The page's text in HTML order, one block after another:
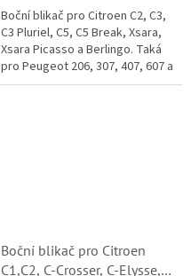
Boční blikač pro Citroen C2, C3,
C3 Pluriel, C5, C5 Break, Xsara,
Xsara Picasso a Berlingo. Taká
pro Peugeot 206, 307, 407, 607 a
Partner.
Boční blikač pro Citroen
C1,C2, C-Crosser, C-Elysse,